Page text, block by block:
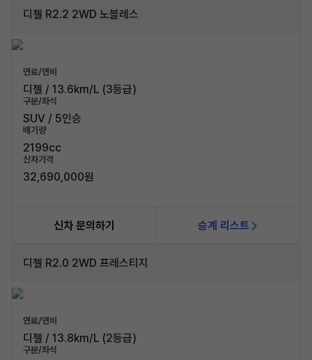
디젤 R2.2 2WD 노블레스
연료/연비
디젤 / 13.6km/L (3등급)
구분/좌석
SUV / 5인승
배기량
2199cc
신차가격
32,690,000원
신차 문의하기 승계 리스트
디젤 R2.0 2WD 프레스티지
연료/연비
디젤 / 13.8km/L (2등급)
구분/좌석